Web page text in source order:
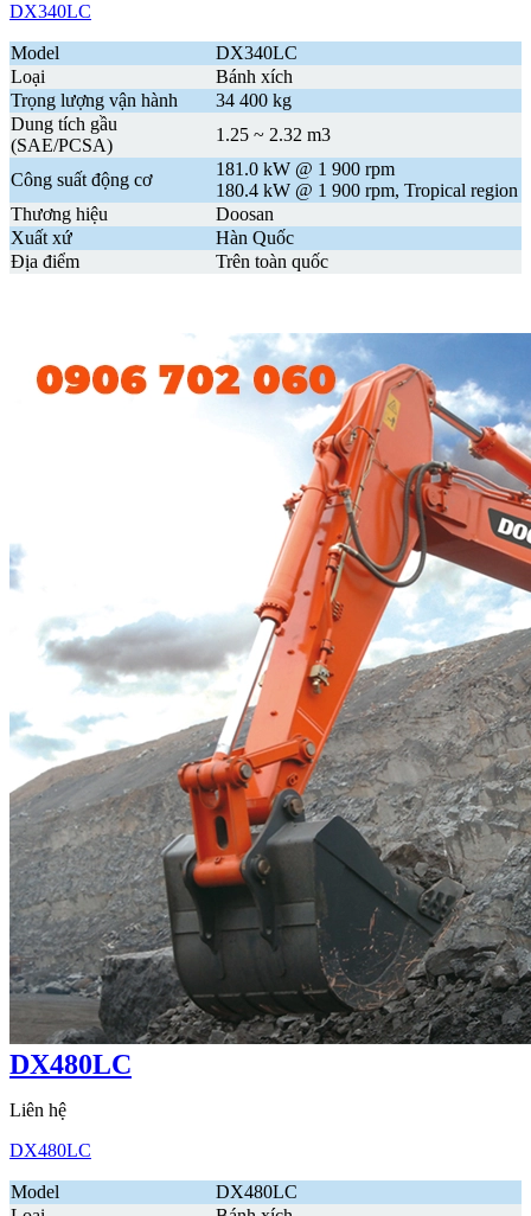
DX340LC
Model
DX340LC
Loại
Bánh xích
Trọng lượng vận hành
34 400 kg
Dung tích gầu
(SAE/PCSA)
1.25 ~ 2.32 m3
Công suất động cơ
181.0 kW @ 1 900 rpm
180.4 kW @ 1 900 rpm, Tropical region
Thương hiệu
Doosan
Xuất xứ
Hàn Quốc
Địa điểm
Trên toàn quốc
DX480LC
Liên hệ
DX480LC
Model
DX480LC